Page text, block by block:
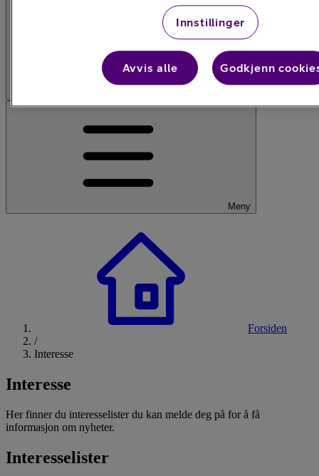
Meny
Forsiden
/
Interesse
Interesse
Her finner du interesselister du kan melde deg på for å få
informasjon om nyheter.
Interesselister
Innstillinger
Avvis alle Godkjenn